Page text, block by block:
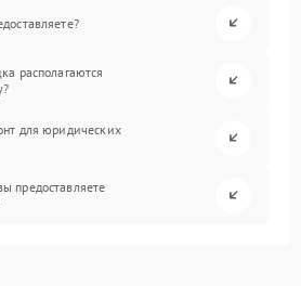
располагаются
для юридических
предоставляете